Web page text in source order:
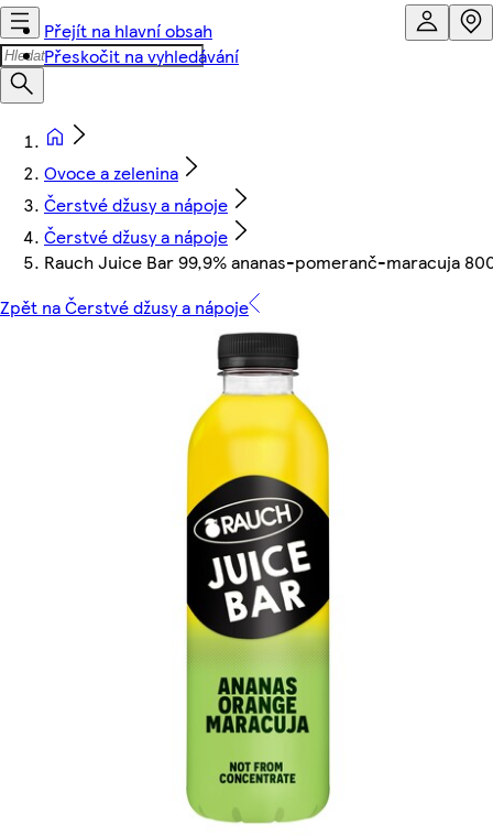
Přejít na hlavní obsah
Přeskočit na vyhledávání
Ovoce a zelenina
Čerstvé džusy a nápoje
Čerstvé džusy a nápoje
Rauch Juice Bar 99,9% ananas-pomeranč-maracuja
Zpět na Čerstvé džusy a nápoje